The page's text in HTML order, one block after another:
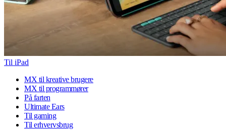
Til iPad
MX til kreative brugere
MX til programmører
På farten
Ultimate Ears
Til gaming
Til erhvervsbrug